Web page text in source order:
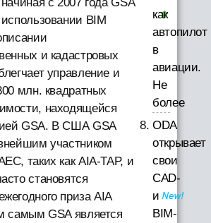
BIM
и кадастровых
управление и
млн. квадратных
находящейся
GSA. В США GSA
участником
таких как AIA-TAP, и
становятся
приза AIA
самым GSA является
как
автопилот
в
авиации.
Не
более
ODA
открывает
свои
CAD-
и
BIM-